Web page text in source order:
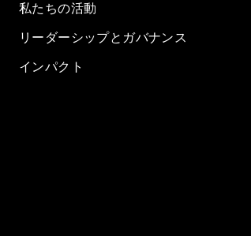
私たちの活動
リーダーシップとガバナンス
インパクト